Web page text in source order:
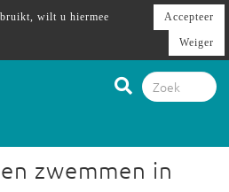
zwemmen in
wilt u hiermee
Accepteer
Weiger